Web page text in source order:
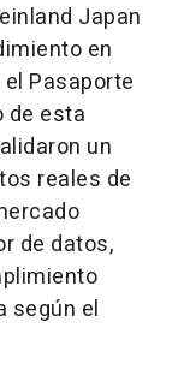
Japan
en
Pasaporte
de esta
un
reales de
de datos,
según el